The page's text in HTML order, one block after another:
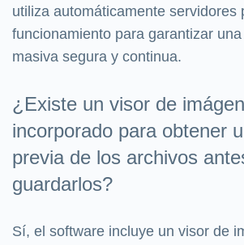
utiliza automáticamente servidores
funcionamiento para garantizar
masiva segura y continua.
¿Existe un visor de
incorporado para obtener
previa de los archivos
guardarlos?
Sí, el software incluye un visor de